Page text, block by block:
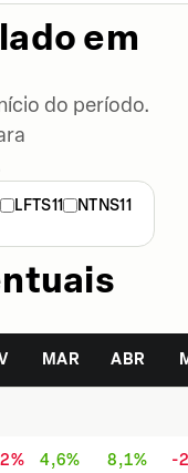
em
do período.
LFTS11
NTNS11
MAR ABR
4,6% 8,1%
-